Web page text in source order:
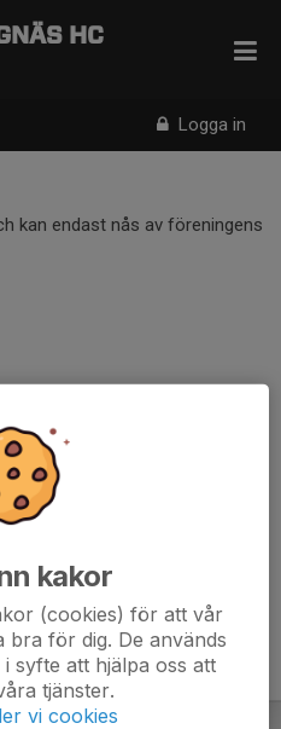
Logga in
HC
kan endast nås av föreningens
kakor
(cookies) för att vår
bra för dig. De används
syfte att hjälpa oss att
tjänster.
vi cookies